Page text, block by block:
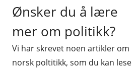
Ønsker du å lære
mer om politikk?
Vi har skrevet noen artikler om
norsk poltitikk, som du kan lese